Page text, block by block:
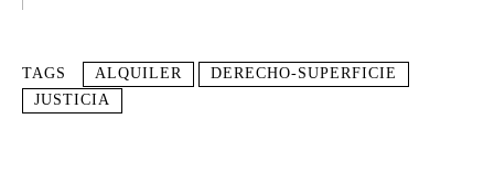
TAGS ALQUILER
DERECHO-SUPERFICIE
JUSTICIA